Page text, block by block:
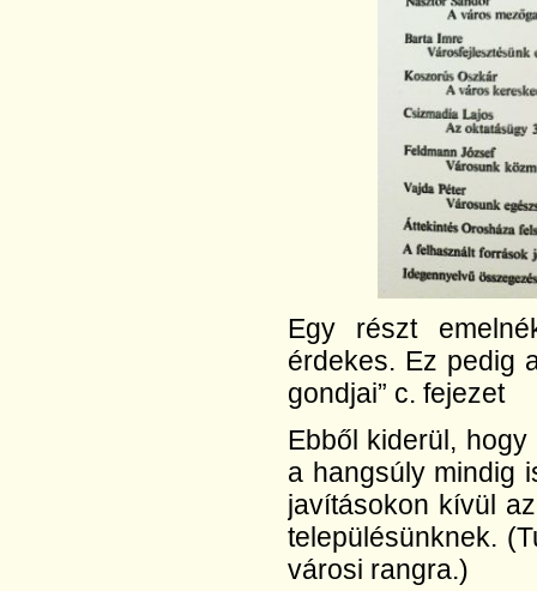
Egy részt
érdekes. Ez pedig
gondjai” c. fejezet
Ebből kiderül,
a hangsúly mindig
javításokon kívül
településünknek.
városi rangra.)